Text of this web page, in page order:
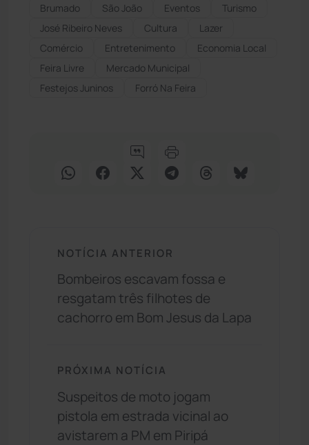
Brumado São João Eventos
Turismo
José Ribeiro Neves
Cultura
Lazer
Comércio
Entretenimento
Economia Local
Feira Livre
Mercado Municipal
Festejos Juninos
Forró Na Feira
NOTÍCIA ANTERIOR
Bombeiros escavam fossa e
resgatam três filhotes de
cachorro em Bom Jesus da Lapa
PRÓXIMA NOTÍCIA
Suspeitos de moto jogam
pistola em estrada vicinal ao
avistarem a PM em Piripá